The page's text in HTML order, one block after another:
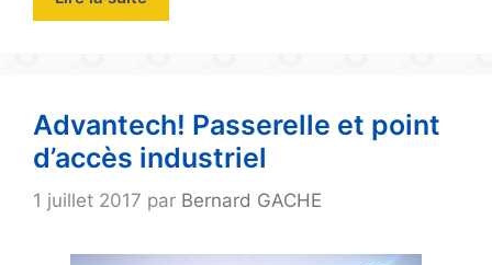
Advantech! Passerelle et point
d’accès industriel
1 juillet 2017 par Bernard GACHE